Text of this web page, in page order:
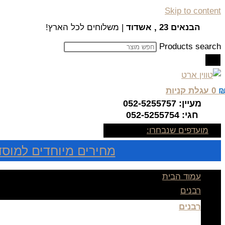
Skip to content
הבנאים 23 , אשדוד
| משלוחים לכל הארץ!
Products search
0 עגלת קניות
מעיין: 052-5255757
חגי: 052-5255754
מועדפים שנבחרו:
מחירים מיוחדים
עמוד הבית
רבנים
רבנים